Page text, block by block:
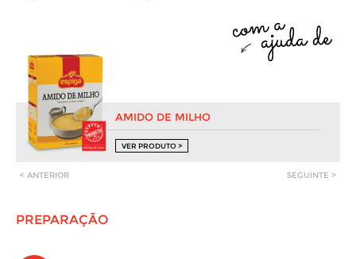
AMIDO DE MILHO
VER PRODUTO >
< ANTERIOR SEGUINTE >
PREPARAÇÃO